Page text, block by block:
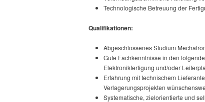
Technologische Betreuung der
Qualifikationen:
Abgeschlossenes Studium
Gute Fachkenntnisse in den
Elektronikfertigung und/oder
Erfahrung mit technischem
Verlagerungsprojekten
Systematische, zielorientierte und